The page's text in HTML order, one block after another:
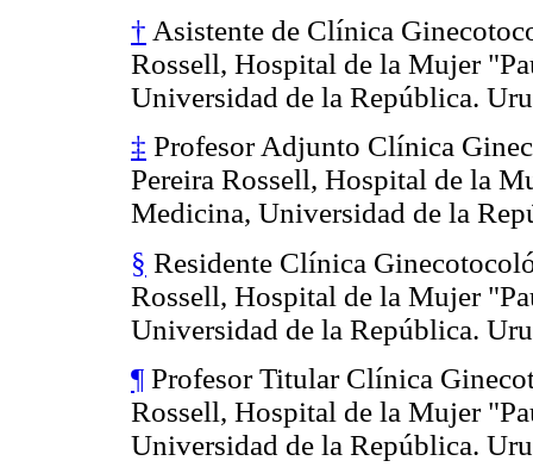
† Asistente de Clínica
Rossell, Hospital de la Mujer
Universidad de la República.
‡ Profesor Adjunto Clínica
Pereira Rossell, Hospital de la
Medicina, Universidad de la
§ Residente Clínica
Rossell, Hospital de la Mujer
Universidad de la República.
¶ Profesor Titular Clínica
Rossell, Hospital de la Mujer
Universidad de la República.